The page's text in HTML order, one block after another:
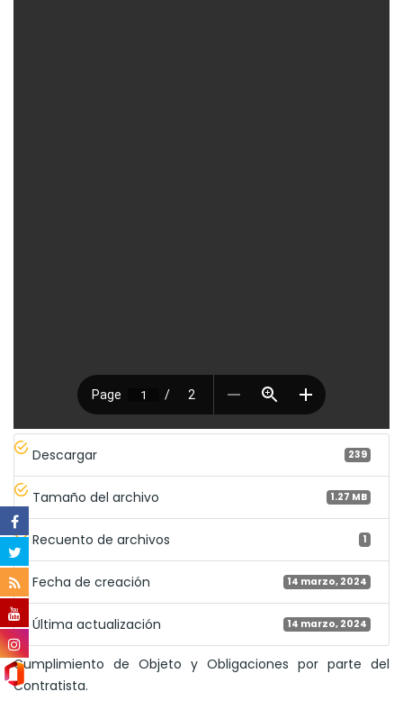
Descargar 239
Tamaño del archivo 1.27 MB
Recuento de archivos 1
Fecha de creación 14 marzo, 2024
Última actualización 14 marzo, 2024
Cumplimiento de Objeto y Obligaciones por parte del
Contratista.